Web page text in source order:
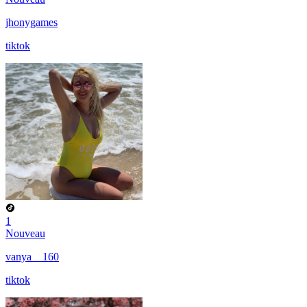
jhonygames
tiktok
1
Nouveau
vanya__160
tiktok